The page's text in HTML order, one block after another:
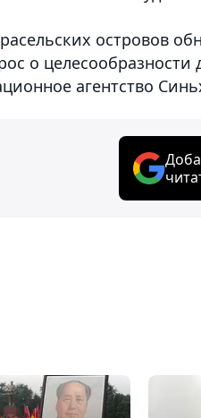
островов
о
агентство